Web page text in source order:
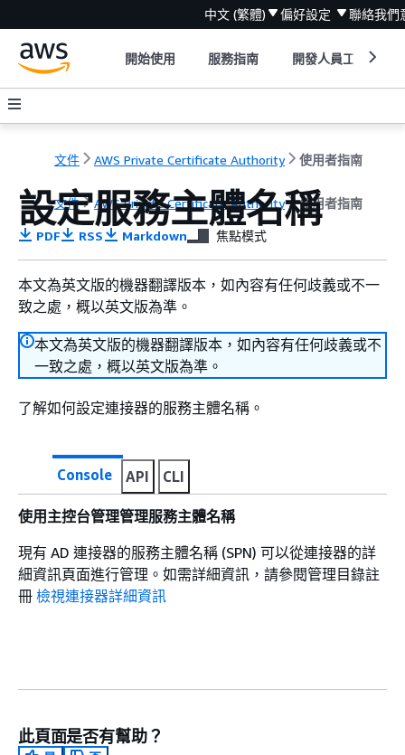
中文 (繁體) 偏好設定 聯絡我們
開始使用 服務指南 開發人員工具
文件 AWS Private Certificate Authority 使用者指南
文件 AWS Private Certificate Authority 使用者指南
設定服務主體名稱
PDF RSS Markdown 焦點模式
本文為英文版的機器翻譯版本，如內容有任何歧義或不一
致之處，概以英文版為準。
本文為英文版的機器翻譯版本，如內容有任何歧義或不
一致之處，概以英文版為準。
了解如何設定連接器的服務主體名稱。
Console API CLI
使用主控台管理管理服務主體名稱
現有 AD 連接器的服務主體名稱 (SPN) 可以從連接器的詳
細資訊頁面進行管理。如需詳細資訊，請參閱管理目錄註
冊 檢視連接器詳細資訊
此頁面是否有幫助？